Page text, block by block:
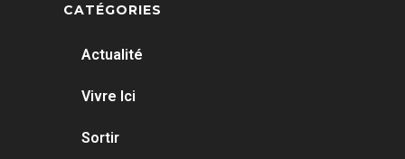
CATÉGORIES
Actualité
Vivre Ici
Sortir